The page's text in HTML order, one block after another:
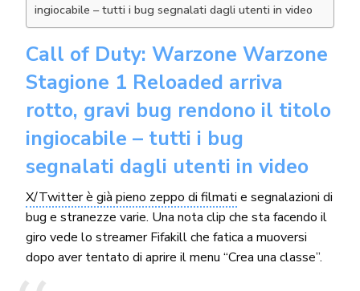
ingiocabile – tutti i bug segnalati dagli utenti in video
Call of Duty: Warzone Warzone
Stagione 1 Reloaded arriva
rotto, gravi bug rendono il titolo
ingiocabile – tutti i bug
segnalati dagli utenti in video
X/Twitter è già pieno zeppo di filmati e segnalazioni di
bug e stranezze varie. Una nota clip che sta facendo il
giro vede lo streamer Fifakill che fatica a muoversi
dopo aver tentato di aprire il menu “Crea una classe”.